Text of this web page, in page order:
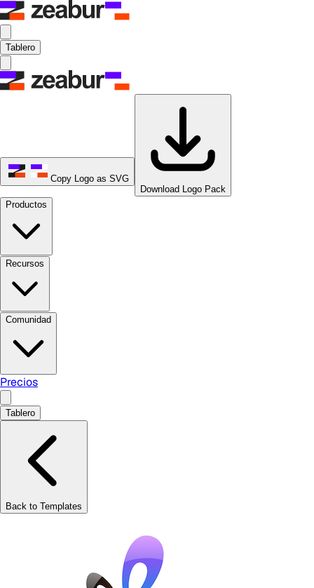
Tablero
Copy Logo as SVG
Download Logo Pack
Productos
Recursos
Comunidad
Precios
Tablero
Back to Templates